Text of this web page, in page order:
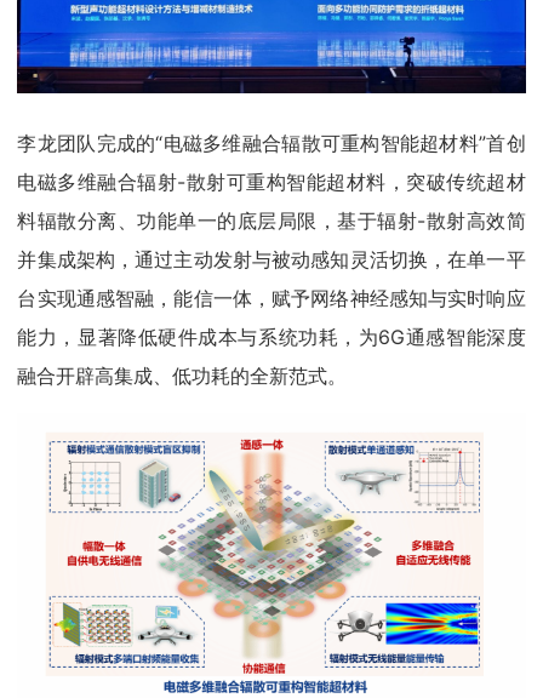
李龙团队完成的“电磁多维融合辐散可重构智能超材料”首创
电磁多维融合辐射-散射可重构智能超材料，突破传统超材
料辐散分离、功能单一的底层局限，基于辐射-散射高效简
并集成架构，通过主动发射与被动感知灵活切换，在单一平
台实现通感智融，能信一体，赋予网络神经感知与实时响应
能力，显著降低硬件成本与系统功耗，为6G通感智能深度
融合开辟高集成、低功耗的全新范式。